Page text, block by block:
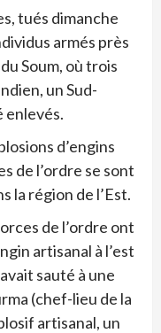
tués dimanche
armés près
Soum, où trois
un Sud-
enlevés.
d’engins
de l’ordre se sont
la région de l’Est.
de l’ordre ont
artisanal à l’est
sauté à une
(chef-lieu de la
artisanal, un